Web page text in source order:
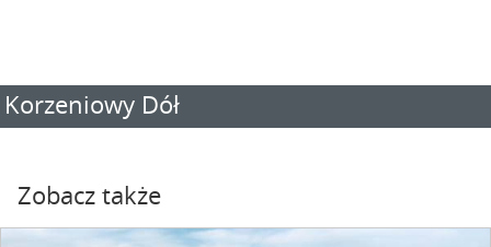
Korzeniowy Dół
Zobacz także